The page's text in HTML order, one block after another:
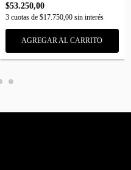
$53.250,00
3cuotas de $17.750,00sin interés
AGREGAR AL CARRITO